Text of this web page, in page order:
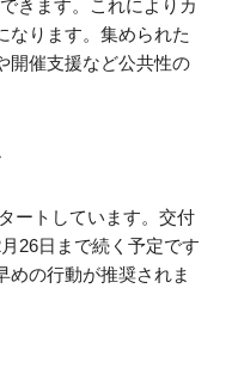
きます。これによりカ
なります。集められた
開催支援など公共性の
ートしています。交付
26日まで続く予定です
めの行動が推奨されま